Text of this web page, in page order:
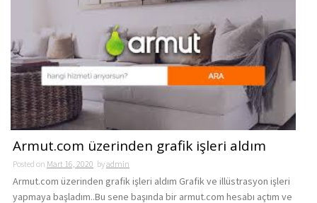
Armut.com üzerinden grafik işleri aldım
Posted on Mart 16, 2020 byadmin
Armut.com üzerinden grafik işleri aldım Grafik ve illüstrasyon işleri
yapmaya başladım..Bu sene başında bir armut.com hesabı açtım ve